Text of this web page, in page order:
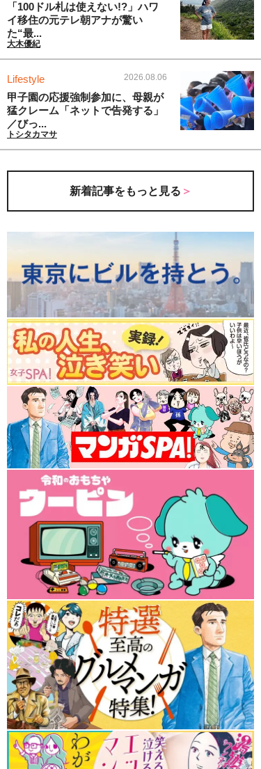
「100ドル札は使えない!?」ハワ
イ移住の元テレ朝アナが驚い
た“最...
大木優紀
Lifestyle 2026.08.06
甲子園の応援強制参加に、母親が
猛クレーム「ネットで告発する」
／びっ...
トシタカマサ
新着記事をもっと見る